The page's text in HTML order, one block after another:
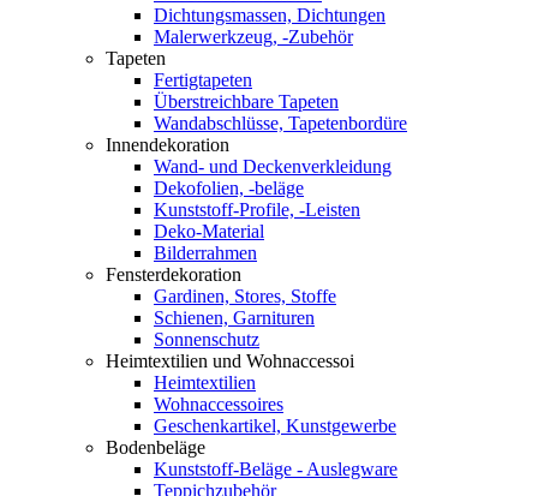
Dichtungsmassen, Dichtungen
Malerwerkzeug, -Zubehör
Tapeten
Fertigtapeten
Überstreichbare Tapeten
Wandabschlüsse, Tapetenbordüre
Innendekoration
Wand- und Deckenverkleidung
Dekofolien, -beläge
Kunststoff-Profile, -Leisten
Deko-Material
Bilderrahmen
Fensterdekoration
Gardinen, Stores, Stoffe
Schienen, Garnituren
Sonnenschutz
Heimtextilien und Wohnaccessoi
Heimtextilien
Wohnaccessoires
Geschenkartikel, Kunstgewerbe
Bodenbeläge
Kunststoff-Beläge - Auslegware
Teppichzubehör